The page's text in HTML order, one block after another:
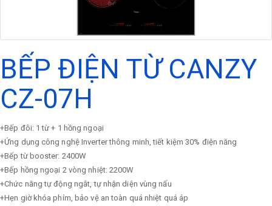
BẾP ĐIỆN TỪ CANZY
CZ-07H
+Bếp đôi: 1 từ + 1 hồng ngoại
+Ứng dụng công nghệ Inverter thông minh, tiết kiệm 30% điện năng
+Bếp từ booster: 2400W
+Bếp hồng ngoại 2 vòng nhiệt: 2200W
+Chức năng tự động ngắt, tự nhận diện vùng nấu
+Hẹn giờ khóa phím, bảo vệ an toàn quá nhiệt quá áp